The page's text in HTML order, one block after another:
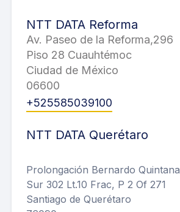
NTT DATA Reforma
Av. Paseo de la Reforma,296
Piso 28 Cuauhtémoc
Ciudad de México
06600
+525585039100
NTT DATA Querétaro
Prolongación Bernardo Quintana
Sur 302 Lt.10 Frac, P 2 Of 271
Santiago de Querétaro